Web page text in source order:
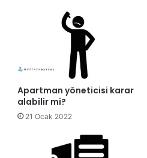
Apartman yöneticisi karar
alabilir mi?
21 Ocak 2022